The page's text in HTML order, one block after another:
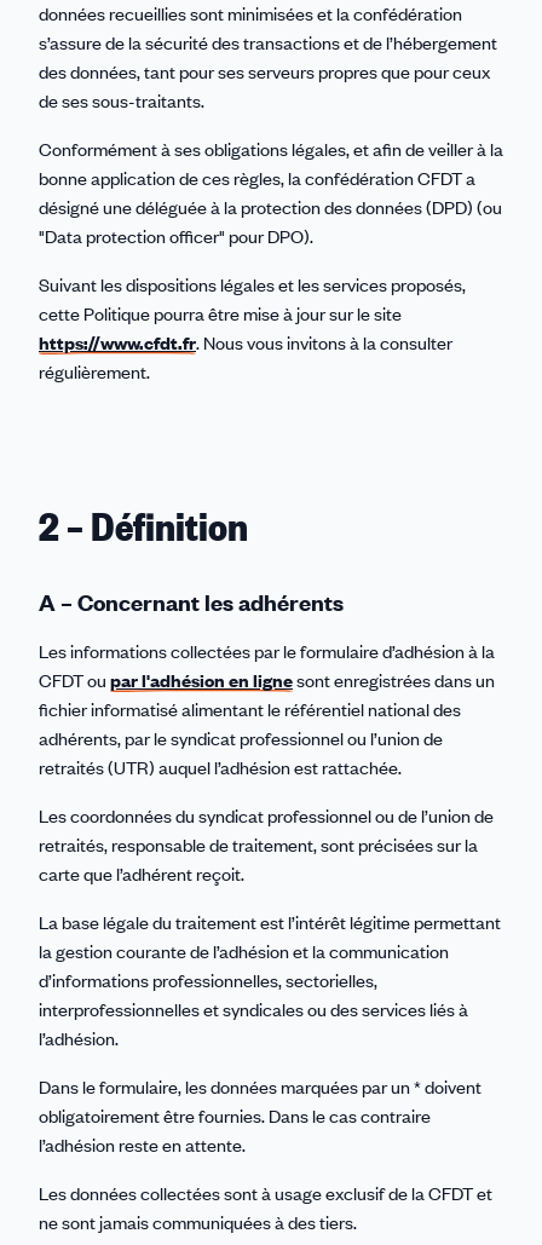
données recueillies sont minimisées et la confédération
s’assure de la sécurité des transactions et de l’hébergement
des données, tant pour ses serveurs propres que pour ceux
de ses sous-traitants.
Conformément à ses obligations légales, et afin de veiller à la
bonne application de ces règles, la confédération CFDT a
désigné une déléguée à la protection des données (DPD) (ou
"Data protection officer" pour DPO).
Suivant les dispositions légales et les services proposés,
cette Politique pourra être mise à jour sur le site
https://www.cfdt.fr. Nous vous invitons à la consulter
régulièrement.
2 – Définition
A – Concernant les adhérents
Les informations collectées par le formulaire d’adhésion à la
CFDT ou par l'adhésion en lignesont enregistrées dans un
fichier informatisé alimentant le référentiel national des
adhérents, par le syndicat professionnel ou l’union de
retraités (UTR) auquel l’adhésion est rattachée.
Les coordonnées du syndicat professionnel ou de l’union de
retraités, responsable de traitement, sont précisées sur la
carte que l’adhérent reçoit.
La base légale du traitement est l’intérêt légitime permettant
la gestion courante de l’adhésion et la communication
d’informations professionnelles, sectorielles,
interprofessionnelles et syndicales ou des services liés à
l’adhésion.
Dans le formulaire, les données marquées par un * doivent
obligatoirement être fournies. Dans le cas contraire
l’adhésion reste en attente.
Les données collectées sont à usage exclusif de la CFDT et
ne sont jamais communiquées à des tiers.